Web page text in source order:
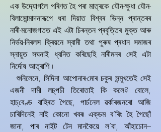
এক উদে্যাগলৈ পৰিণত হৈ পৰা মাত্ৰকে যৌন-ক্ষুধা যৌন-
বিলাসোন্মাদনাৰূপে ধৰা দিয়াত বিশ্বৰ ভিন্ন প্ৰান্তৰৰ
নাৰী-মনোজগতত এই এটা চিৰন্তন প্ৰবৃত্তিৰ মুক্ত আৰু
নিৰ্ভয়-নিৰলস ক্ৰিয়নে স্বামী তথা পুৰুষ প্ৰধান সমাজৰ
স্নায়ুত সঘনাই ধ্বনিত কৰিছেহি নাৰীমনৰ সেই এটা
নিৰ্দোষ আত্ৰাণি ৷
শুনিলেনে, সিদিনা আপোনাৰ-মোৰ চকুৰ সন্মুখতেই সেই
এজনী দামী লচ্‌পচী তিৰোতাই কি কলে? বোলে,
হাচ্‌বেণ্ড বাহিৰত গৈছে, পাৰ্চনেল ৱৰ্কাৰজনৰো আজি
চাৰিদিনেই নাই কোনো খবৰ৷ এক্‌ডম ব’ৰিং হৈ গৈছোঁ
জানা, পাৰ নাইট টেন মানকৈয়ে ল’বা, আঁহাচোন–